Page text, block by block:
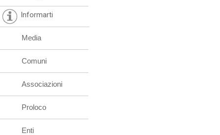
Informarti
Media
Comuni
Associazioni
Proloco
Enti